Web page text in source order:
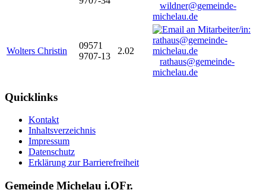
wildner@gemeinde-
michelau.de
Wolters Christin
09571
9707-13
2.02
rathaus@gemeinde-
michelau.de
Quicklinks
Kontakt
Inhaltsverzeichnis
Impressum
Datenschutz
Erklärung zur Barrierefreiheit
Gemeinde Michelau i.OFr.